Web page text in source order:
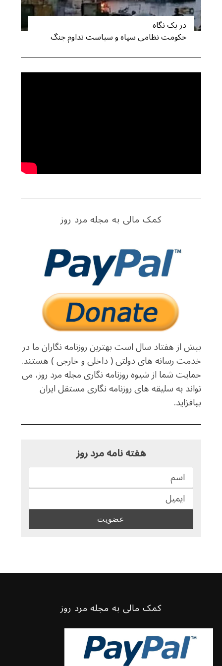
در یک نگاه
حکومت نظامی سپاه و سیاست تداوم جنگ
کمک مالی به مجله مرد روز
بیش از هفتاد سال است بهترین روزنامه نگاران ما در
خدمت رسانه های دولتی ( داخلی و خارجی ) هستند.
حمایت شما از شیوه روزنامه نگاری مجله مرد روز، می
تواند به سلیقه های روزنامه نگاری مستقل ایران
بیافزاید.
هفته نامه مرد روز
کمک مالی به مجله مرد روز